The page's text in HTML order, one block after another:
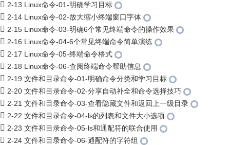
2-13 Linux命令-01-明确学习目标
2-14 Linux命令-02-放大缩小终端窗口字体
2-15 Linux命令-03-明确6个常见终端命令的操作效果
2-16 Linux命令-04-6个常见终端命令简单演练
2-17 Linux命令-05-终端命令格式
2-18 Linux命令-06-查阅终端命令帮助信息
2-19 文件和目录命令-01-明确命令分类和学习目标
2-20 文件和目录命令-02-分享自动补全和命令选择技巧
2-21 文件和目录命令-03-查看隐藏文件和返回上一级目录
2-22 文件和目录命令-04-ls的列表和文件大小选项
2-23 文件和目录命令-05-ls和通配符的联合使用
2-24 文件和目录命令-06-通配符的字符组